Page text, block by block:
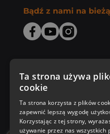
Bądź z nami na
Zakupy u nas
Nasza oferta
Ta strona używa
cookie
Ta strona korzysta z plików
zapewnić lepszą wygodę
Korzystając z tej strony,
używanie przez nas wszystkich